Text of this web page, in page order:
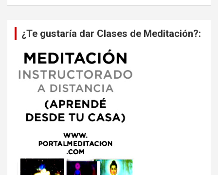
¿Te gustaría dar Clases de Meditación?: